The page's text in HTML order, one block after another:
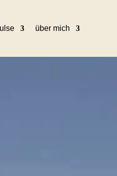
über mich